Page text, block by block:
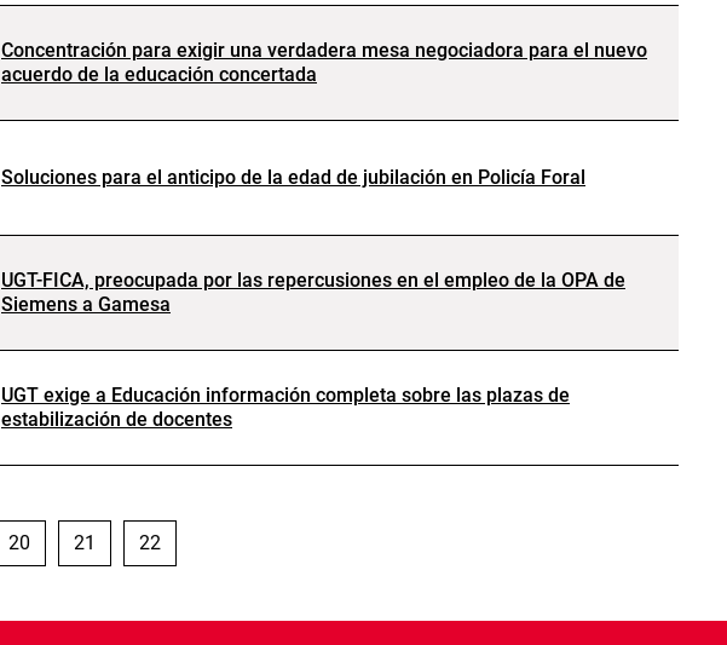
Concentración para exigir una verdadera mesa negociadora para el nuevo
acuerdo de la educación concertada
Soluciones para el anticipo de la edad de jubilación en Policía Foral
UGT-FICA, preocupada por las repercusiones en el empleo de la OPA de
Siemens a Gamesa
UGT exige a Educación información completa sobre las plazas de
estabilización de docentes
PÁGINA
20 PÁGINA
21 PÁGINA
22